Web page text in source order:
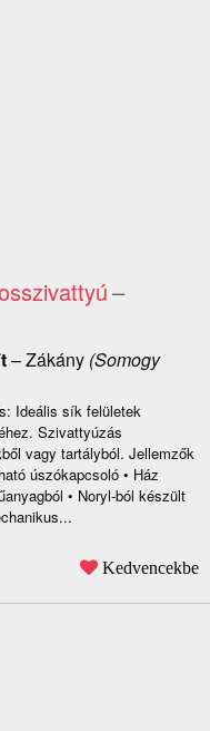
–
–Zákány(Somogy
Ideális sík felületek
Szivattyúzás
vagy tartályból. Jellemzők
úszókapcsoló • Ház
• Noryl-ból készült
Kedvencekbe